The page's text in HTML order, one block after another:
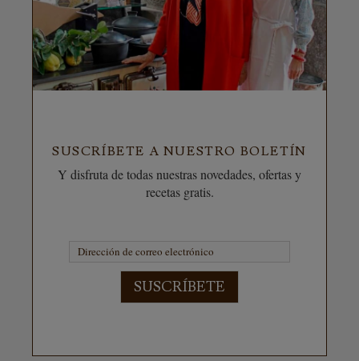
SUSCRÍBETE A NUESTRO BOLETÍN
Y disfruta de todas nuestras novedades, ofertas y
recetas gratis.
SUSCRÍBETE